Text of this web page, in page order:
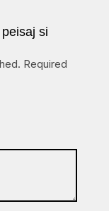
si
Required